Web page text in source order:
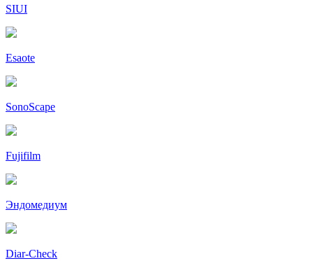
SIUI
Esaote
SonoScape
Fujifilm
Эндомедиум
Diar-Cheсk